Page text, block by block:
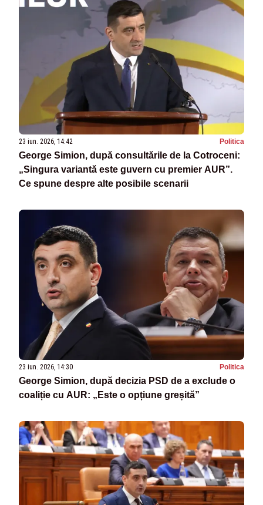
23 iun. 2026, 14:42 Politica
George Simion, după consultările de la Cotroceni:
„Singura variantă este guvern cu premier AUR”.
Ce spune despre alte posibile scenarii
23 iun. 2026, 14:30 Politica
George Simion, după decizia PSD de a exclude o
coaliție cu AUR: „Este o opțiune greșită”